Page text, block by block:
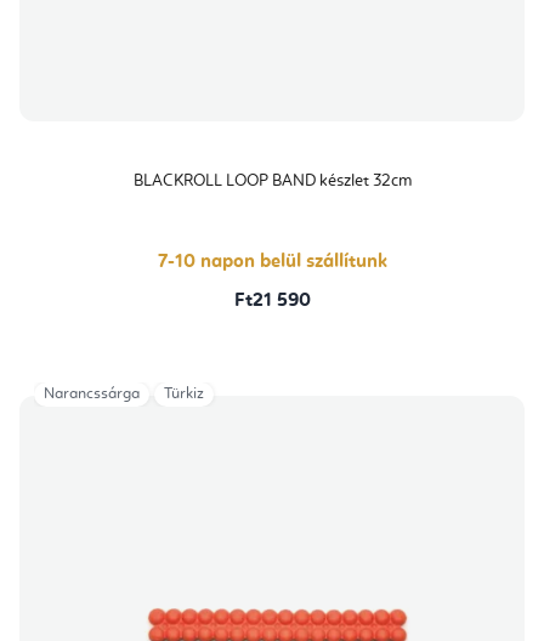
BLACKROLL LOOP BAND készlet 32cm
7-10 napon belül szállítunk
Ft21 590
Narancssárga Türkiz